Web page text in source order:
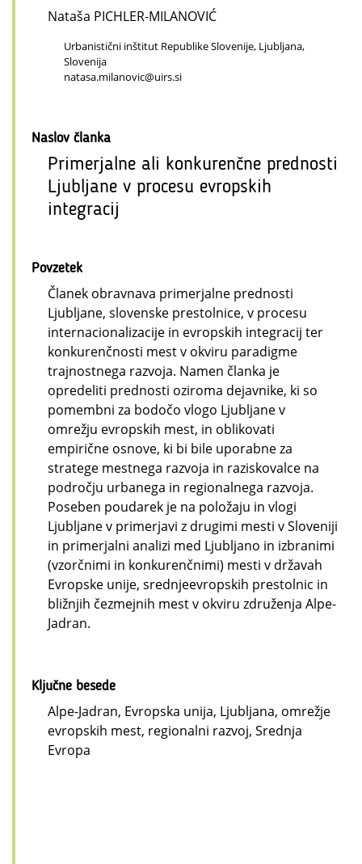
Nataša PICHLER-MILANOVIĆ
Urbanistični inštitut Republike Slovenije, Ljubljana,
Slovenija
natasa.milanovic@uirs.si
Naslov članka
Primerjalne ali konkurenčne prednosti
Ljubljane v procesu evropskih
integracij
Povzetek
Članek obravnava primerjalne prednosti
Ljubljane, slovenske prestolnice, v procesu
internacionalizacije in evropskih integracij ter
konkurenčnosti mest v okviru paradigme
trajnostnega razvoja. Namen članka je
opredeliti prednosti oziroma dejavnike, ki so
pomembni za bodočo vlogo Ljubljane v
omrežju evropskih mest, in oblikovati
empirične osnove, ki bi bile uporabne za
stratege mestnega razvoja in raziskovalce na
področju urbanega in regionalnega razvoja.
Poseben poudarek je na položaju in vlogi
Ljubljane v primerjavi z drugimi mesti v Sloveniji
in primerjalni analizi med Ljubljano in izbranimi
(vzorčnimi in konkurenčnimi) mesti v državah
Evropske unije, srednjeevropskih prestolnic in
bližnjih čezmejnih mest v okviru združenja Alpe-
Jadran.
Ključne besede
Alpe-Jadran, Evropska unija, Ljubljana, omrežje
evropskih mest, regionalni razvoj, Srednja
Evropa